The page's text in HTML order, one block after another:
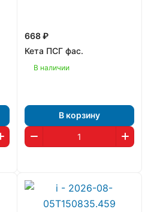
668 ₽
Кета ПСГ фас.
В наличии
В корзину